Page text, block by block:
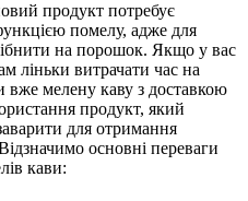
продукт потребує
помелу, адже для
на порошок. Якщо у вас
ліньки витрачати час на
мелену каву з доставкою
продукт, який
для отримання
основні переваги
кави: